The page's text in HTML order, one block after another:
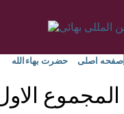
صفحه اصلی حضرت بهاءالله
المجموع